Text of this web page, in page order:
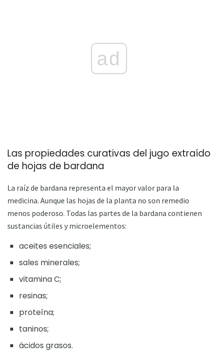
ad
Las propiedades curativas del jugo extraído
de hojas de bardana
La raíz de bardana representa el mayor valor para la
medicina. Aunque las hojas de la planta no son remedio
menos poderoso. Todas las partes de la bardana contienen
sustancias útiles y microelementos:
aceites esenciales;
sales minerales;
vitamina C;
resinas;
proteína;
taninos;
ácidos grasos.